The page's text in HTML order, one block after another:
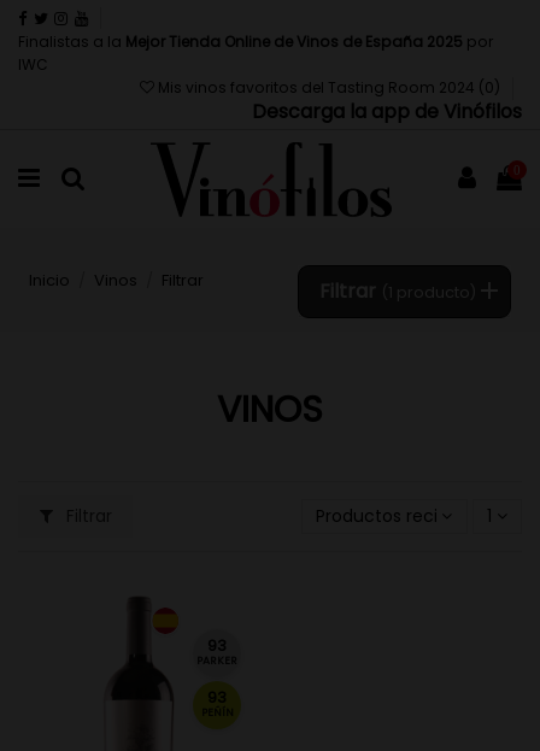
Finalistas a la Mejor Tienda Online de Vinos de España 2025 por
IWC
Mis vinos favoritos del Tasting Room 2024 (0 )
Descarga la app de Vinófilos
0
Inicio Vinos Filtrar
VINOS
Productos 1
93
PARKER
93